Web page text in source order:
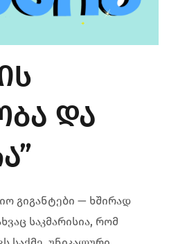
ᲓᲐ
გიგანტები — ხშირად
საკმარისია, რომ